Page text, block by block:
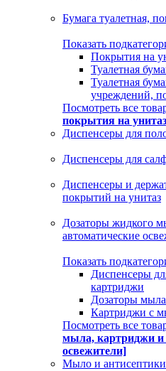
Бумага туалетная,
Показать
Покрытия на
Туалетная
Туалетная
учреждений,
Посмотреть все
покрытия на
Диспенсеры для
Диспенсеры для
Диспенсеры и
покрытий на унитаз
Дозаторы жидкого
автоматические
Показать
Диспенсеры
картриджи
Дозаторы
Картриджи с
Посмотреть все
мыла, картриджи и
освежители]
Мыло и